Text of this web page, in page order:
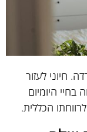
חיוני לעזור
בחיי היומיום
הכללית.